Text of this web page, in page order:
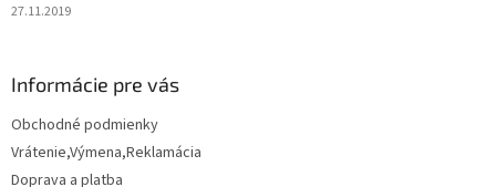
27.11.2019
Informácie pre vás
Obchodné podmienky
Vrátenie,Výmena,Reklamácia
Doprava a platba